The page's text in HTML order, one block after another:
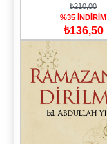
₺210,00
%35 İNDİRİM
₺136,50